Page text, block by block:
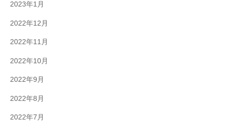
2023年1月
2022年12月
2022年11月
2022年10月
2022年9月
2022年8月
2022年7月